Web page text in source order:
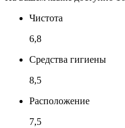
Чистота
6,8
Средства гигиены
8,5
Расположение
7,5